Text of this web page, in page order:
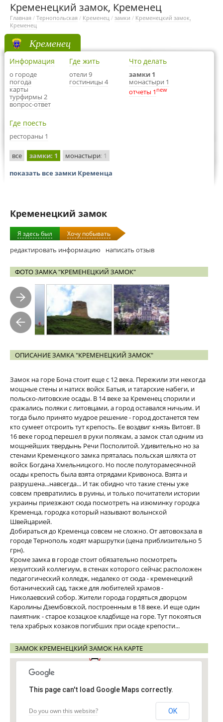
Кременецкий замок, Кременец
Главная / Тернопольская / Кременец / замки / Кременецкий замок,
Кременец
Кременец
Информация
о городе
погода
карты
турфирмы 2
вопрос-ответ
Где жить
отели 9
гостиницы 4
Что делать
замки 1
монастыри 1
отчеты 1 new
Где поесть
рестораны 1
все замки: 1 монастыри: 1
показать все замки Кременца
Кременецкий замок
Я здесь был Хочу побывать
редактировать информацию написать отзыв
ФОТО ЗАМКА "КРЕМЕНЕЦКИЙ ЗАМОК"
ОПИСАНИЕ ЗАМКА "КРЕМЕНЕЦКИЙ ЗАМОК"
Замок на горе Бона стоит еще с 12 века. Пережили эти некогда
мощные стены и натиск войск Батыя, и татарские набеги, и
польско-литовские осады. В 14 веке за Кременец спорили и
сражались поляки с литовцами, а город оставался ничьим. И
тогда было принято мудрое решение - город достанется тем
кто сумеет отсроить тут крепость. Ее воздвиг князь Витовт. В
16 веке город перешел в руки полякам, а замок стал одним из
мощнейших твердынь Речи Посполитой. Удивительно но за
стенами Кременцкого замка пряталась польская шляхта от
войск Богдана Хмельницкого. Но после полуторамесячной
осады крепость была взята отрядами Кривоноса. Взята и
разрушена...навсегда... И так обидно что такие стены уже
совсем превратились в руины, и только почитатели истории
украины приезжают сюда посмотреть на изюминку городка
Кременца, городка который называют волынской
Швейцарией.
Добираться до Кременца совсем не сложно. От автовокзала в
городе Тернополь ходят маршрутки (цена приблизительно 5
грн).
Кроме замка в городе стоит обязательно посмотреть
иезуитский коллегиум, в стенах которого сейчас расположен
педагогический колледж, недалеко от сюда - кременецкий
ботанический сад, также для любителей храмов -
Николаевский собор. Жители города гордяться дворцом
Каролины Дзембовской, построенным в 18 веке. И еще один
памятник - старое козацкое кладбище на горе. Тут покояться
тела храбрых козаков погибших при осаде крепости...
ЗАМОК КРЕМЕНЕЦКИЙ ЗАМОК НА КАРТЕ
This page can't load Google Maps correctly.
Do you own this website? OK